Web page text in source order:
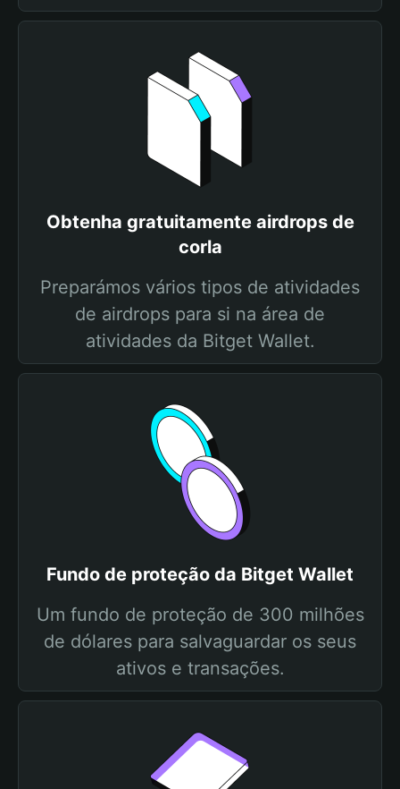
Obtenha gratuitamente airdrops de
corla
Preparámos vários tipos de atividades
de airdrops para si na área de
atividades da Bitget Wallet.
Fundo de proteção da Bitget Wallet
Um fundo de proteção de 300 milhões
de dólares para salvaguardar os seus
ativos e transações.